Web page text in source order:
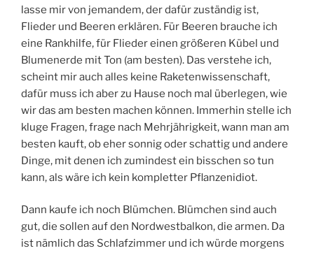
lasse mir von jemandem, der dafür zuständig ist,
Flieder und Beeren erklären. Für Beeren brauche ich
eine Rankhilfe, für Flieder einen größeren Kübel und
Blumenerde mit Ton (am besten). Das verstehe ich,
scheint mir auch alles keine Raketenwissenschaft,
dafür muss ich aber zu Hause noch mal überlegen, wie
wir das am besten machen können. Immerhin stelle ich
kluge Fragen, frage nach Mehrjährigkeit, wann man am
besten kauft, ob eher sonnig oder schattig und andere
Dinge, mit denen ich zumindest ein bisschen so tun
kann, als wäre ich kein kompletter Pflanzenidiot.
Dann kaufe ich noch Blümchen. Blümchen sind auch
gut, die sollen auf den Nordwestbalkon, die armen. Da
ist nämlich das Schlafzimmer und ich würde morgens